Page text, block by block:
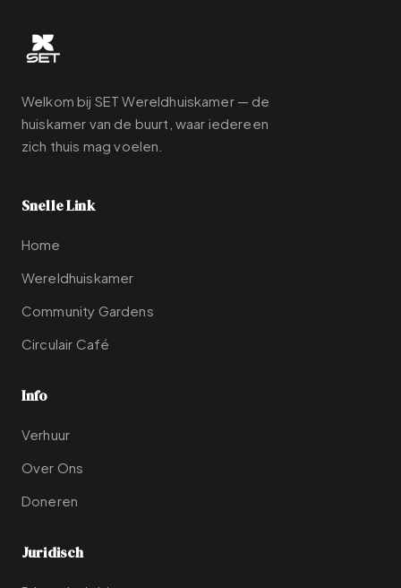
Welkom bij SET Wereldhuiskamer — de
huiskamer van de buurt, waar iedereen
zich thuis mag voelen.
Snelle Link
Home
Wereldhuiskamer
Community Gardens
Circulair Café
Info
Verhuur
Over Ons
Doneren
Juridisch